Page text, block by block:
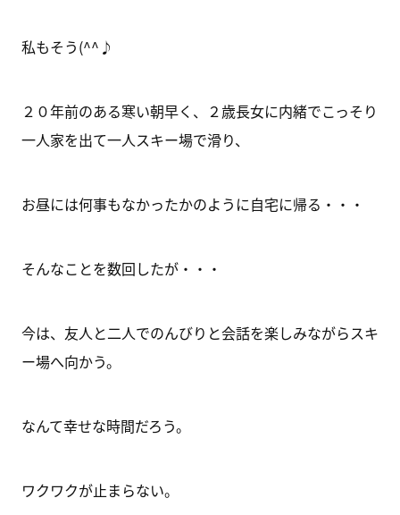
私もそう(^^♪
２０年前のある寒い朝早く、２歳長女に内緒でこっそり
一人家を出て一人スキー場で滑り、
お昼には何事もなかったかのように自宅に帰る・・・
そんなことを数回したが・・・
今は、友人と二人でのんびりと会話を楽しみながらスキ
ー場へ向かう。
なんて幸せな時間だろう。
ワクワクが止まらない。